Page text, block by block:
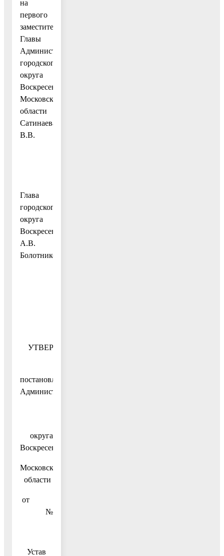
на
первого
заместителя
Главы
Администрации
городского
округа
Воскресенск
Московской
области
Сатинаева
В.В.
Глава
городского
округа
Воскресенск
А.В.
Болотников
УТВЕРЖДЕН
постановлением
Администрации
округа
Воскресенск
Московской
области
от
№
Устав